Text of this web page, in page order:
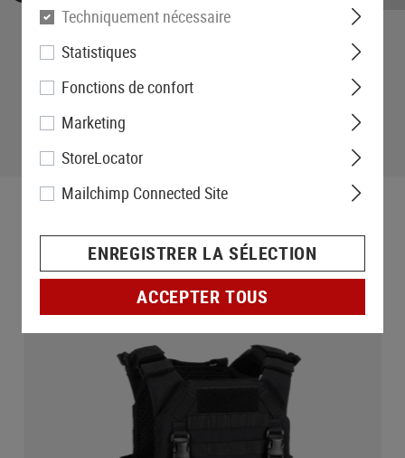
Techniquement nécessaire
Statistiques
Fonctions de confort
Marketing
StoreLocator
Mailchimp Connected Site
ENREGISTRER LA SÉLECTION
ACCEPTER TOUS